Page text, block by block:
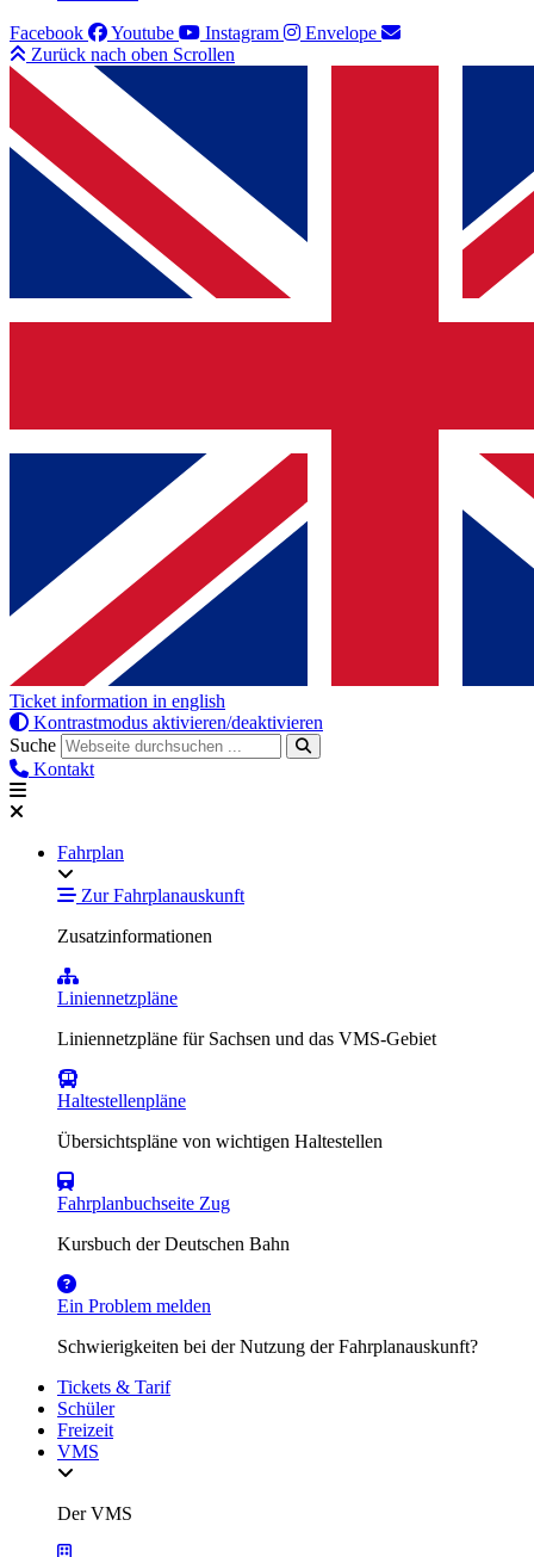
Facebook
Youtube Instagram
Envelope
Zurück nach oben Scrollen
Ticket information in english
Kontrastmodus aktivieren/deaktivieren
Suche
Kontakt
Fahrplan
Zur Fahrplanauskunft
Zusatzinformationen
Liniennetzpläne
Liniennetzpläne für Sachsen und das VMS-Gebiet
Haltestellenpläne
Übersichtspläne von wichtigen Haltestellen
Fahrplanbuchseite Zug
Kursbuch der Deutschen Bahn
Ein Problem melden
Schwierigkeiten bei der Nutzung der Fahrplanauskunft?
Tickets & Tarif
Schüler
Freizeit
VMS
Der VMS